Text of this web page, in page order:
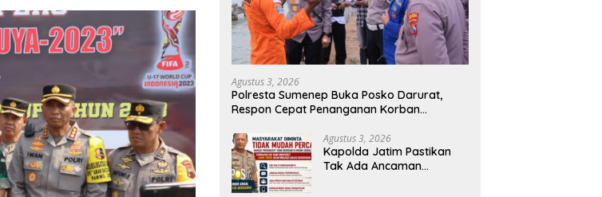
Agustus 3, 2026
Polresta Sumenep Buka Posko Darurat,
Respon Cepat Penanganan Korban
Agustus 3, 2026
Kapolda Jatim Pastikan
Tak Ada Ancaman